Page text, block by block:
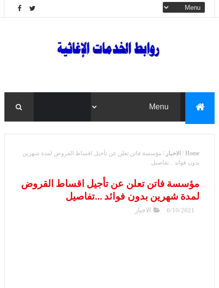
Home
/ الاخبار / مؤسسة فاتن تعلن عن تأجيل اقساط القروض لمدة شهرين
بدون فوائد ...تفاصيل
مؤسسة فاتن تعلن عن تأجيل اقساط القروض
لمدة شهرين بدون فوائد ...تفاصيل
6/10/2021 الاخبار